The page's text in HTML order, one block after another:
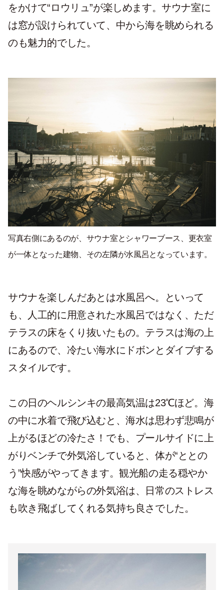
をかけて“ロウリュ”が楽しめます。サウナ室に
は窓が設けられていて、中から海を眺められる
のも魅力的でした。
写真右側にあるのが、サウナ室とシャワーブース、更衣室
が一体となった建物、その左隣が水風呂となっています。
サウナを楽しんだあとは水風呂へ。といって
も、人工的に用意された水風呂ではなく、ただ
テラスの床をくり抜いたもの。テラスは海の上
にあるので、冷たい海水にドボンとダイブする
スタイルです。
この日のヘルシンキの最高気温は23℃ほど。海
の中に水着で飛び込むと、海水は思わず悲鳴が
上がるほどの冷たさ！でも、プールサイドに上
がりベンチで外気浴していると、体が“ととの
う”快感がやってきます。観光船の走る穏やか
な海を眺めながらの外気浴は、日常のストレス
も吹き飛ばしてくれる気持ち良さでした。